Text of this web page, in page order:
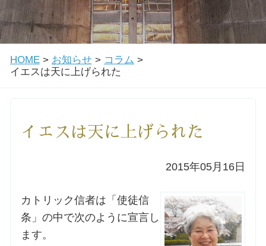
関口教会について
教会学校・中高生会
洗礼を希望される方
小池神父の講座
森田神父の講座
HOME> お知らせ> コラム >
イエスは天に上げられた
イエスは天に上げられた
2015年05月16日
カトリック信者は「使徒信
条」の中で次のように宣言し
ます。